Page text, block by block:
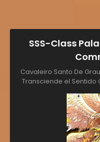
SSS-Class
Cavaleiro Santo De
Transciende el Sentido
Paladin Who
Paladin Who Breaks All
Kỵ Sĩ Siêu Việt